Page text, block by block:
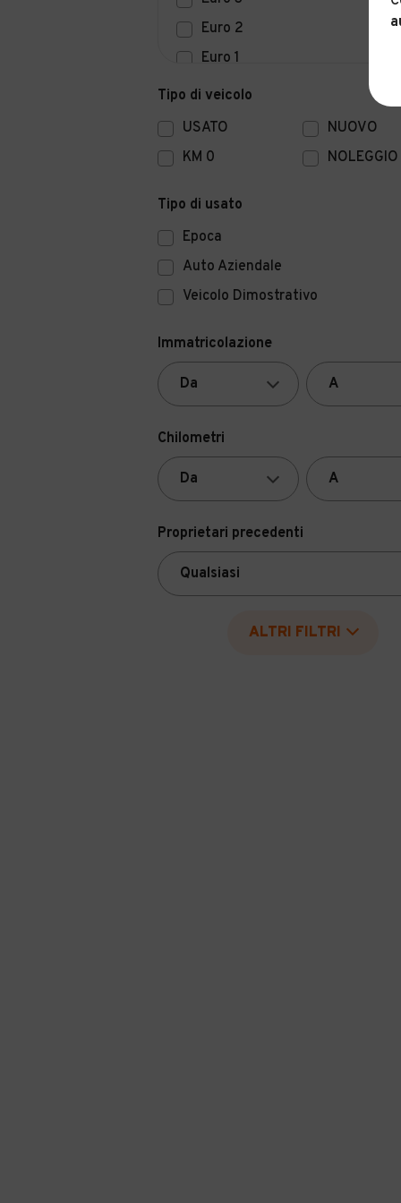
Euro 2
Euro 1
Euro 0
Tipo di veicolo
USATO
NUOVO
KM 0
NOLEGGIO
Tipo di usato
Epoca
Auto Aziendale
Veicolo Dimostrativo
Immatricolazione
Chilometri
Proprietari precedenti
ALTRI FILTRI